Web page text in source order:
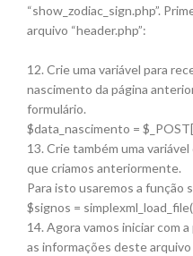
“show_zodiac_sign.php”.
arquivo “header.php”:
12. Crie uma variável para
nascimento da página
formulário.
$data_nascimento =
13. Crie também uma
que criamos anteriormente.
Para isto usaremos a função
$signos =
14. Agora vamos iniciar com
as informações deste arquivo